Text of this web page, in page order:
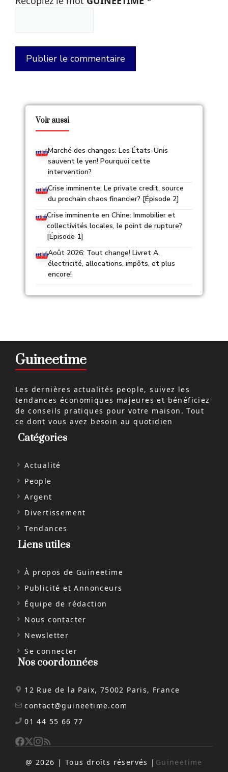
Voir aussi
Marché des changes: Les États-Unis
sauvent le yen! Pourquoi cette
intervention?
Crise imminente: Le private credit, source
du prochain chaos financier? [Épisode 2]
Crise imminente en Chine: Immobilier et
collectivités locales, le point de rupture?
[Épisode 1]
Août 2026: Tout change! Livret A,
électricité, allocations, impôts, et plus
encore!
Guineetime
Les dernières actualités people, suivez les
tendances économiques majeures et bénéficiez
de conseils pratiques pour votre maison. Tout
ce dont vous avez besoin au quotidien
Catégories
Actualité
People
Argent
Divertissement
Tendances
Liens utiles
À propos de Guineetime
Publicité et Annonceurs
Équipe de rédaction
Nous contacter
Newsletter
Se connecter
Nos coordonnées
12 Rue de la Paix, 75002 Paris, France
contact@guineetime.com
01 44 55 66 77
@ 2026 | Tous droits réservés | Guineetime